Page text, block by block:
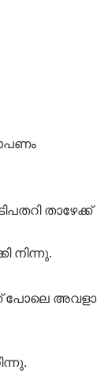
താഴേക്ക്
നിന്നു.
പോലെ അവളാ